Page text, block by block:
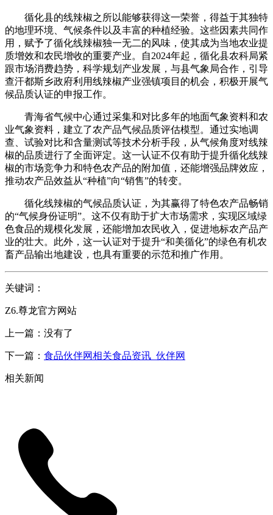
循化县的线辣椒之所以能够获得这一荣誉，得益于其独特
的地理环境、气候条件以及丰富的种植经验。这些因素共同作
用，赋予了循化线辣椒独一无二的风味，使其成为当地农业提
质增效和农民增收的重要产业。自2024年起，循化县农科局紧
跟市场消费趋势，科学规划产业发展，与县气象局合作，引导
查汗都斯乡政府利用线辣椒产业强镇项目的机会，积极开展气
候品质认证的申报工作。
青海省气候中心通过采集和对比多年的地面气象资料和农
业气象资料，建立了农产品气候品质评估模型。通过实地调
查、试验对比和含量测试等技术分析手段，从气候角度对线辣
椒的品质进行了全面评定。这一认证不仅有助于提升循化线辣
椒的市场竞争力和特色农产品的附加值，还能增强品牌效应，
推动农产品效益从“种植”向“销售”的转变。
循化线辣椒的气候品质认证，为其赢得了特色农产品畅销
的“气候身份证明”。这不仅有助于扩大市场需求，实现区域绿
色食品的规模化发展，还能增加农民收入，促进地标农产品产
业的壮大。此外，这一认证对于提升“和美循化”的绿色有机农
畜产品输出地建设，也具有重要的示范和推广作用。
关键词：
Z6.尊龙官方网站
上一篇：没有了
下一篇： 食品伙伴网相关食品资讯_伙伴网
相关新闻